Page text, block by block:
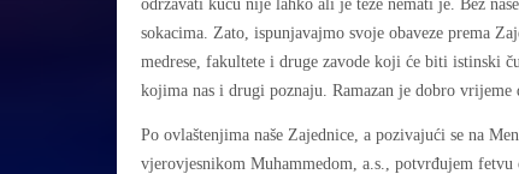
održavati kuću nije lahko ali je teže nemati je. Bez
sokacima. Zato, ispunjavajmo svoje obaveze prema
medrese, fakultete i druge zavode koji će biti istinski
kojima nas i drugi poznaju. Ramazan je dobro vrijeme
Po ovlaštenjima naše Zajednice, a pozivajući se na
vjerovjesnikom Muhammedom, a.s., potvrđujem